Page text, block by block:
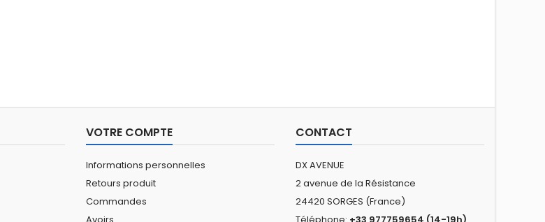
VOTRE COMPTE
Informations personnelles
Retours produit
Commandes
Avoirs
CONTACT
DX AVENUE
2 avenue de la Résistance
24420 SORGES (France)
Téléphone: +33 977759654 (14-19h)